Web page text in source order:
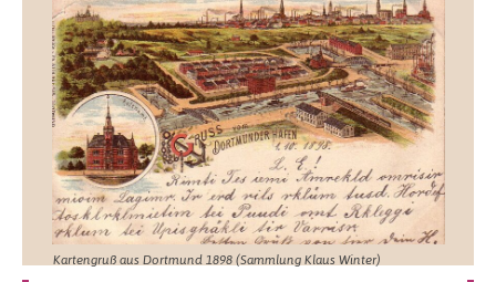
Kartengruß aus Dortmund 1898 (Sammlung Klaus Winter)